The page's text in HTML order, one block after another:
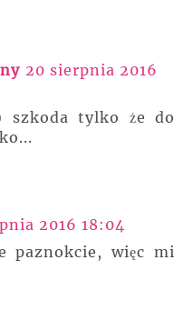
20 sierpnia 2016
szkoda tylko że do
2016 18:04
paznokcie, więc mi